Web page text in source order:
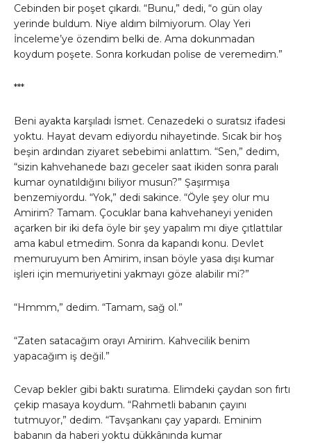
Cebinden bir poşet çıkardı. “Bunu,” dedi, “o gün olay
yerinde buldum. Niye aldım bilmiyorum. Olay Yeri
İnceleme’ye özendim belki de. Ama dokunmadan
koydum poşete. Sonra korkudan polise de veremedim.”
***
Beni ayakta karşıladı İsmet. Cenazedeki o suratsız ifadesi
yoktu. Hayat devam ediyordu nihayetinde. Sıcak bir hoş
beşin ardından ziyaret sebebimi anlattım. “Sen,” dedim,
“sizin kahvehanede bazı geceler saat ikiden sonra paralı
kumar oynatıldığını biliyor musun?” Şaşırmışa
benzemiyordu. “Yok,” dedi sakince. “Öyle şey olur mu
Amirim? Tamam. Çocuklar bana kahvehaneyi yeniden
açarken bir iki defa öyle bir şey yapalım mı diye çıtlattılar
ama kabul etmedim. Sonra da kapandı konu. Devlet
memuruyum ben Amirim, insan böyle yasa dışı kumar
işleri için memuriyetini yakmayı göze alabilir mi?”
“Hmmm,” dedim. “Tamam, sağ ol.”
“Zaten satacağım orayı Amirim. Kahvecilik benim
yapacağım iş değil.”
Cevap bekler gibi baktı suratıma. Elimdeki çaydan son fırtı
çekip masaya koydum. “Rahmetli babanın çayını
tutmuyor,” dedim. “Tavşankanı çay yapardı. Eminim
babanın da haberi yoktu dükkânında kumar